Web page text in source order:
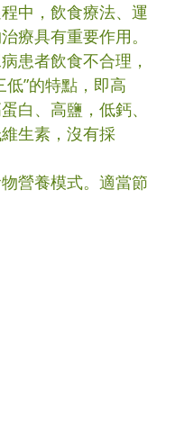
中，飲食療法、運
療具有重要作用。
患者飲食不合理，
低”的特點，即高
白、高鹽，低鈣、
生素，沒有採
營養模式。適當節